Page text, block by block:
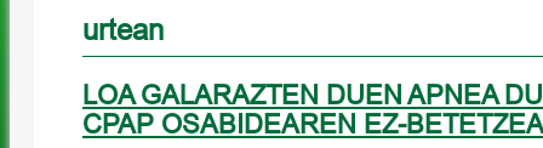
urtean
LOA GALARAZTEN DUEN APNEA
CPAP OSABIDEAREN EZ-BETETZEA